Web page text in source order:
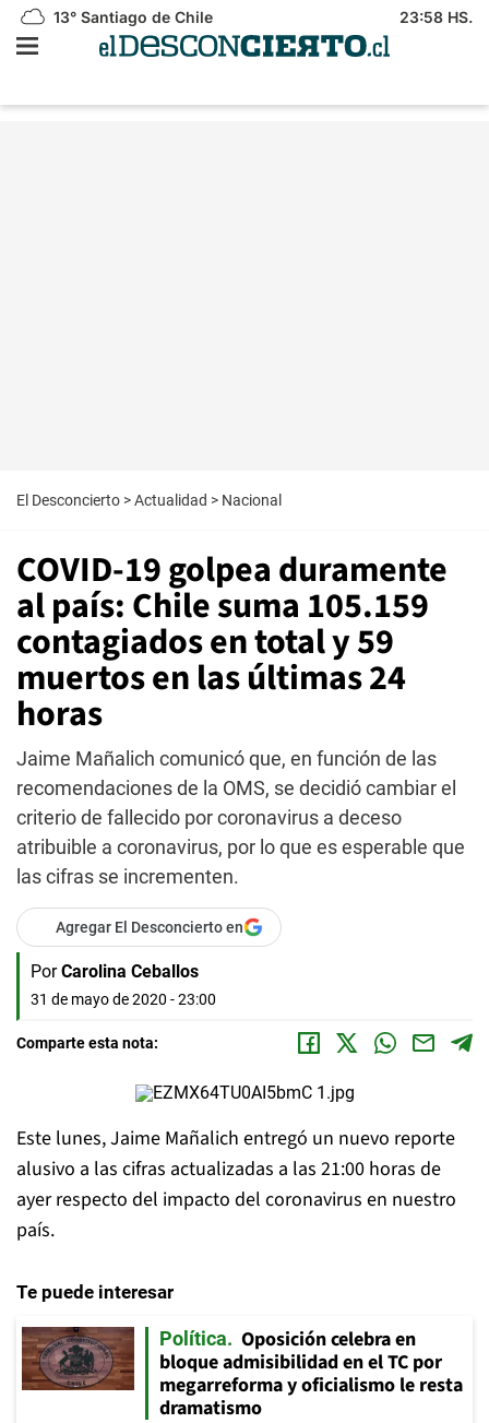
13° Santiago de Chile 23:58 HS.
El Desconcierto >Actualidad > Nacional
COVID-19 golpea duramente
al país: Chile suma 105.159
contagiados en total y 59
muertos en las últimas 24
horas
Jaime Mañalich comunicó que, en función de las
recomendaciones de la OMS, se decidió cambiar el
criterio de fallecido por coronavirus a deceso
atribuible a coronavirus, por lo que es esperable que
las cifras se incrementen.
Agregar El Desconcierto en
Por Carolina Ceballos
31 de mayo de 2020 - 23:00
Comparte esta nota:
Este lunes, Jaime Mañalich entregó un nuevo reporte
alusivo a las cifras actualizadas a las 21:00 horas de
ayer respecto del impacto del coronavirus en nuestro
país.
Te puede interesar
Política
Oposición celebra en
bloque admisibilidad en el TC por
megarreforma y oficialismo le resta
dramatismo